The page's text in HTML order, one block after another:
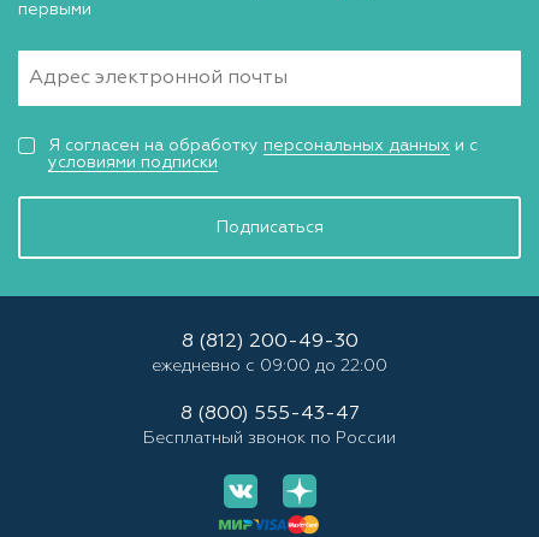
первыми
Подписаться
Я согласен на обработку персональных данных и с
условиями подписки
8 (812) 200-49-30
ежедневно с 09:00 до 22:00
8 (800) 555-43-47
Бесплатный звонок по России